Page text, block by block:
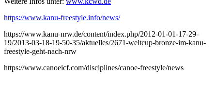
https://www.kanu-freestyle.info/news/
https://www.kanu-nrw.de/content/index.php/2012-01-01-17-29-
19/2013-03-18-19-50-35/aktuelles/2671-weltcup-bronze-im-kanu-
freestyle-geht-nach-nrw
https://www.canoeicf.com/disciplines/canoe-freestyle/news